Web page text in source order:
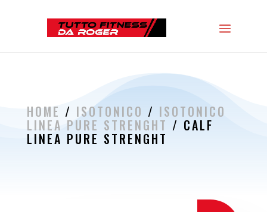
HOME / ISOTONICO / ISOTONICO
LINEA PURE STRENGHT / CALF
LINEA PURE STRENGHT